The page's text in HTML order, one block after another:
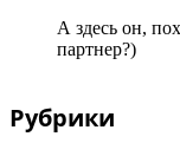
А здесь он,
партнер?)
Рубрики